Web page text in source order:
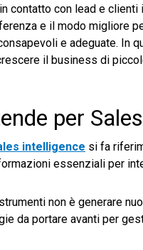
contatto con lead e clienti
e il modo migliore
e adeguate. In
il business di
per
intelligence si fa
essenziali per
non è generare
da portare avanti per